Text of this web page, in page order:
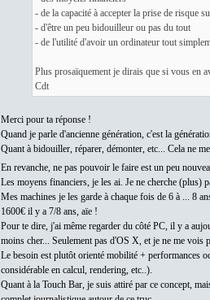
- de la capacité à accepter la prise de risque
- d'être un peu bidouilleur ou pas du tout
- de l'utilité d'avoir un ordinateur tout
Plus prosaïquement je dirais que si vous en
Cdt
Merci pour ta réponse !
Quand je parle d'ancienne génération, c'est la
Quant à bidouiller, réparer, démonter, etc... Cela ne
En revanche, ne pas pouvoir le faire est un peu
Les moyens financiers, je les ai. Je ne cherche (plus)
Mes machines je les garde à chaque fois de 6 à ... 8
1600€ il y a 7/8 ans, aïe !
Pour te dire, j'ai même regarder du côté PC, il y a
moins cher... Seulement pas d'OS X, et je ne me vois
Le besoin est plutôt orienté mobilité + performances
considérable en calcul, rendering, etc..).
Quant à la Touch Bar, je suis attiré par ce concept,